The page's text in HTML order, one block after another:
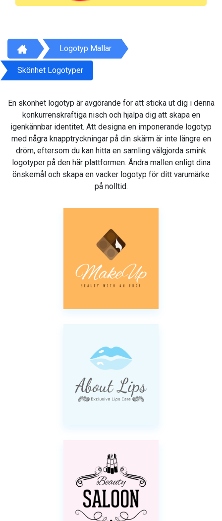
Logotyp Mallar
Skönhet Logotyper
En skönhet logotyp är avgörande för att sticka ut dig i denna
konkurrenskraftiga nisch och hjälpa dig att skapa en
igenkännbar identitet. Att designa en imponerande logotyp
med några knapptryckningar på din skärm är inte längre en
dröm, eftersom du kan hitta en samling välgjorda smink
logotyper på den här plattformen. Ändra mallen enligt dina
önskemål och skapa en vacker logotyp för ditt varumärke
på nolltid.